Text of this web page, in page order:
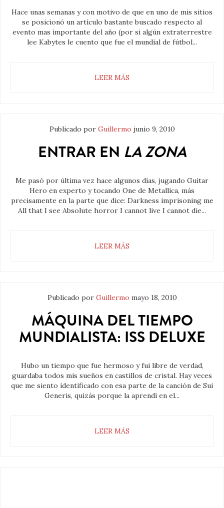
Hace unas semanas y con motivo de que en uno de mis sitios
se posicionó un artículo bastante buscado respecto al
evento mas importante del año (por si algún extraterrestre
lee Kabytes le cuento que fue el mundial de fútbol...
LEER MÁS
Publicado por Guillermo junio 9, 2010
ENTRAR EN LA ZONA
Me pasó por última vez hace algunos días, jugando Guitar
Hero en experto y tocando One de Metallica, más
precisamente en la parte que dice: Darkness imprisoning me
All that I see Absolute horror I cannot live I cannot die...
LEER MÁS
Publicado por Guillermo mayo 18, 2010
MÁQUINA DEL TIEMPO
MUNDIALISTA: ISS DELUXE
Hubo un tiempo que fue hermoso y fui libre de verdad,
guardaba todos mis sueños en castillos de cristal. Hay veces
que me siento identificado con esa parte de la canción de Sui
Generis, quizás porque la aprendí en el...
LEER MÁS